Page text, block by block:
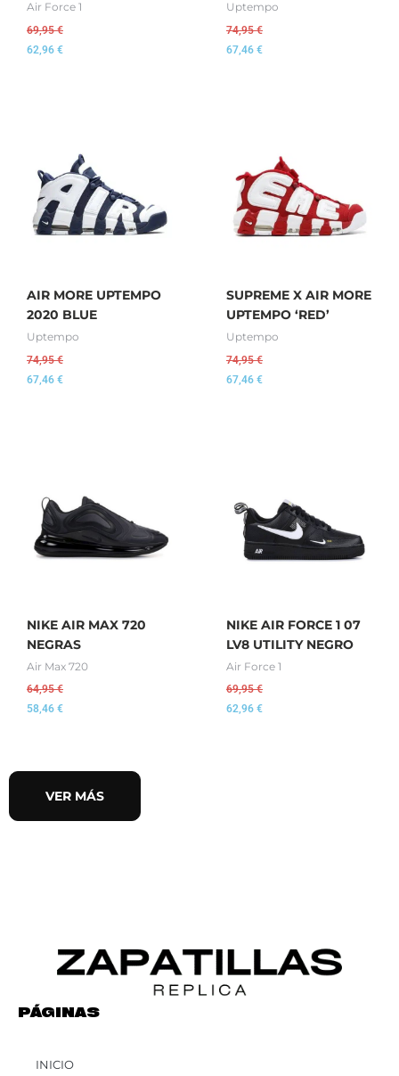
Air Force 1
69,95€
62,96 €
Uptempo
74,95€
67,46 €
AIR MORE UPTEMPO
2020 BLUE
Uptempo
74,95€
67,46 €
SUPREME X AIR MORE
UPTEMPO ‘RED’
Uptempo
74,95€
67,46 €
NIKE AIR MAX 720
NEGRAS
Air Max 720
64,95€
58,46 €
NIKE AIR FORCE 1 07
LV8 UTILITY NEGRO
Air Force 1
69,95€
62,96 €
VER MÁS
PÁGINAS
INICIO